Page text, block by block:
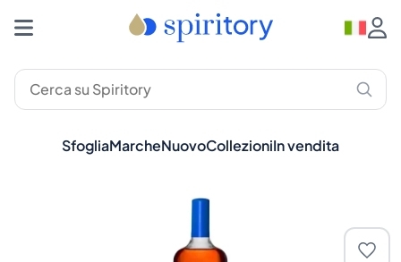
SfogliaMarcheNuovoCollezioniIn vendita